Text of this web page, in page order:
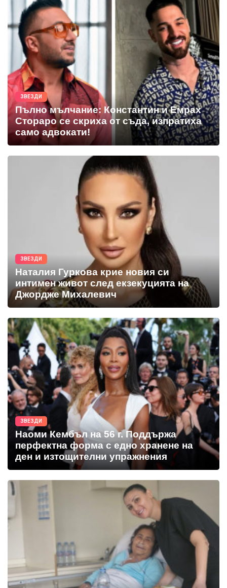
ЗВЕЗДИ
Пълно мълчание: Константин и Емрах
Стораро се скриха от съда, изпратиха
само адвокати!
ЗВЕЗДИ
Наталия Гуркова крие новия си
интимен живот след екзекуцията на
Джордже Михалевич
ЗВЕЗДИ
Наоми Кембъл на 56 г. Поддържа
перфектна форма с едно хранене на
ден и изтощителни упражнения